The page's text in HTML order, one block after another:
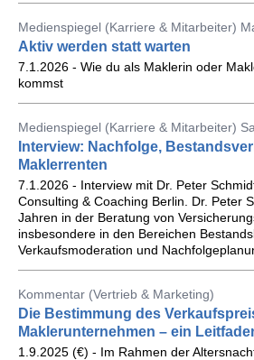
Medienspiegel (Karriere & Mitarbeiter)
Aktiv werden statt warten
7.1.2026 - Wie du als Maklerin oder
kommst
Medienspiegel (Karriere & Mitarbeiter)
Interview: Nachfolge,
Maklerrenten
7.1.2026 - Interview mit Dr. Peter
Consulting & Coaching Berlin. Dr. Peter
Jahren in der Beratung von
insbesondere in den Bereichen
Verkaufsmoderation und
Kommentar (Vertrieb & Marketing)
Die Bestimmung des
Maklerunternehmen – ein
1.9.2025 (€) - Im Rahmen der